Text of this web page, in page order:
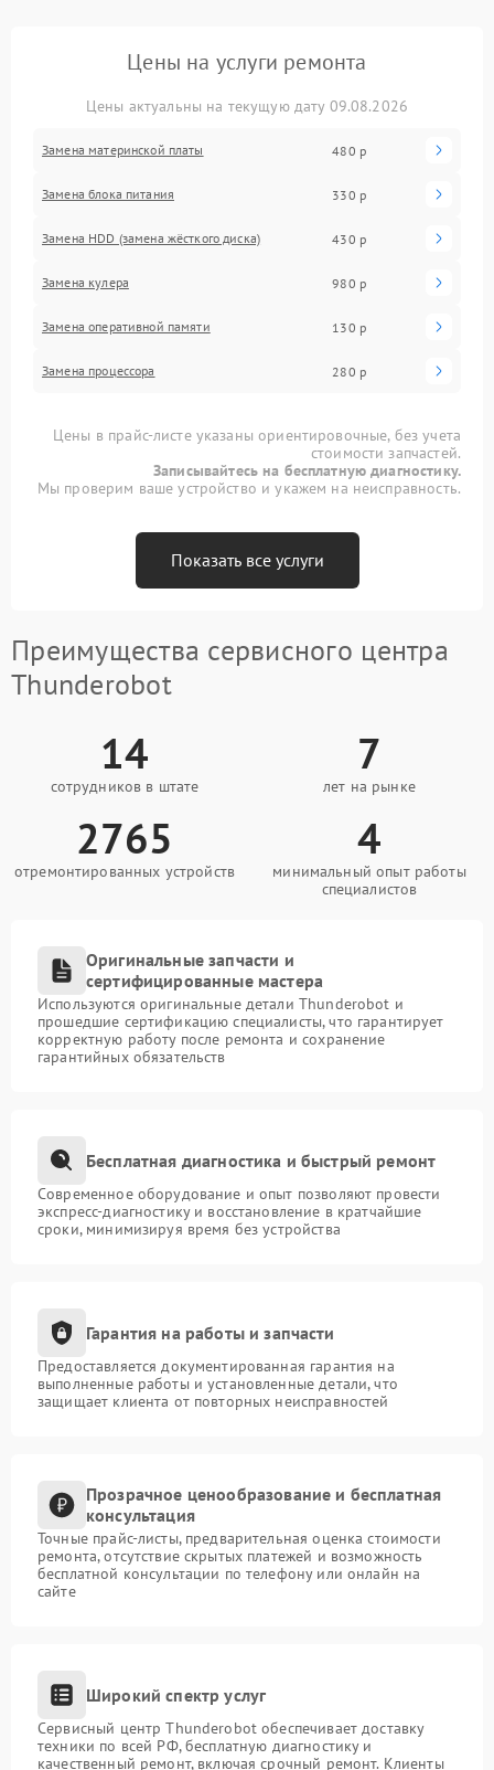
Цены на услуги ремонта
Цены актуальны на текущую дату 09.08.2026
Замена материнской платы 480 р
Замена блока питания 330 р
Замена HDD (замена жёсткого диска) 430 р
Замена кулера 980 р
Замена оперативной памяти 130 р
Замена процессора 280 р
Цены в прайс-листе указаны ориентировочные, без учета
стоимости запчастей.
Записывайтесь на бесплатную диагностику.
Мы проверим ваше устройство и укажем на неисправность.
Показать все услуги
Преимущества сервисного центра
Thunderobot
14
сотрудников в штате
7
лет на рынке
2765
отремонтированных устройств
4
минимальный опыт работы
специалистов
Оригинальные запчасти и
сертифицированные мастера
Используются оригинальные детали Thunderobot и
прошедшие сертификацию специалисты, что гарантирует
корректную работу после ремонта и сохранение
гарантийных обязательств
Бесплатная диагностика и быстрый ремонт
Современное оборудование и опыт позволяют провести
экспресс-диагностику и восстановление в кратчайшие
сроки, минимизируя время без устройства
Гарантия на работы и запчасти
Предоставляется документированная гарантия на
выполненные работы и установленные детали, что
защищает клиента от повторных неисправностей
Прозрачное ценообразование и бесплатная
консультация
Точные прайс-листы, предварительная оценка стоимости
ремонта, отсутствие скрытых платежей и возможность
бесплатной консультации по телефону или онлайн на
сайте
Широкий спектр услуг
Сервисный центр Thunderobot обеспечивает доставку
техники по всей РФ, бесплатную диагностику и
качественный ремонт, включая срочный ремонт. Клиенты